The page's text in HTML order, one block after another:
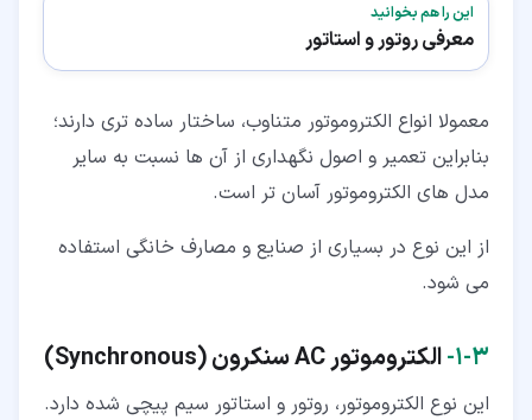
این را هم بخوانید
معرفی روتور و استاتور
معمولا انواع الکتروموتور متناوب، ساختار ساده تری دارند؛
بنابراین تعمیر و اصول نگهداری از آن ها نسبت به سایر
مدل های الکتروموتور آسان تر است.
از این نوع در بسیاری از صنایع و مصارف خانگی استفاده
می شود.
۳‏-‏۱‏- الکتروموتورACسنکرون(Synchronous)
این نوع الکتروموتور، روتور و استاتور سیم پیچی شده دارد.